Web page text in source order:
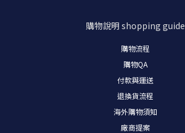
購物說明 shopping guide
購物流程
購物QA
付款與運送
退換貨流程
海外購物須知
廠商提案